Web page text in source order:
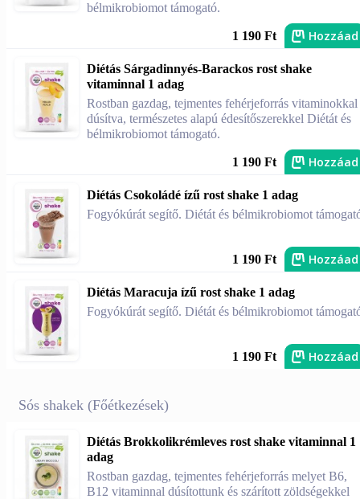
bélmikrobiomot támogató.
1 190 Ft Hozzáad
Diétás Sárgadinnyés-Barackos rost shake
vitaminnal 1 adag
Rostban gazdag, tejmentes fehérjeforrás vitaminokkal
dúsítva, természetes alapú édesítőszerekkel Diétát és
bélmikrobiomot támogató.
1 190 Ft Hozzáad
Diétás Csokoládé ízű rost shake 1 adag
Fogyókúrát segítő. Diétát és bélmikrobiomot
1 190 Ft Hozzáad
Diétás Maracuja ízű rost shake 1 adag
Fogyókúrát segítő. Diétát és bélmikrobiomot
1 190 Ft Hozzáad
Sós shakek (Főétkezések)
Diétás Brokkolikrémleves rost shake vitaminnal 1
adag
Rostban gazdag, tejmentes fehérjeforrás melyet B6,
B12 vitaminnal dúsítottunk és szárított zöldségekkel